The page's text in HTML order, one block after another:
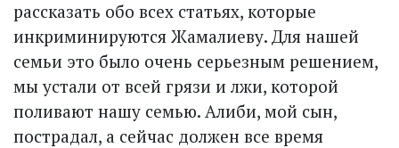
рассказать обо всех статьях, которые
инкриминируются Жамалиеву. Для нашей
семьи это было очень серьезным решением,
мы устали от всей грязи и лжи, которой
поливают нашу семью. Алиби, мой сын,
пострадал, а сейчас должен все время